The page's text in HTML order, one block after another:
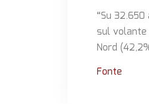
“Su
sul volante
Nord
Fonte